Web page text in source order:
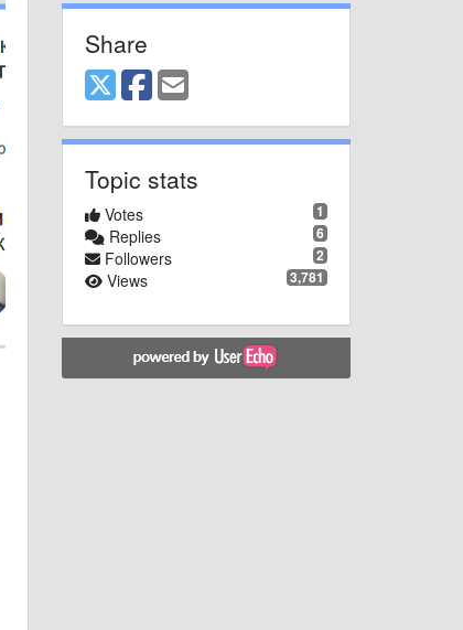
Share
Topic stats
1
Votes
6
Replies
2
Followers
3,781
Views